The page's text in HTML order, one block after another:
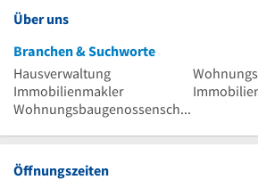
Über uns
Branchen & Suchworte
Hausverwaltung
Immobilienmakler
Wohnungsbaugenossenschaft
Öffnungszeiten